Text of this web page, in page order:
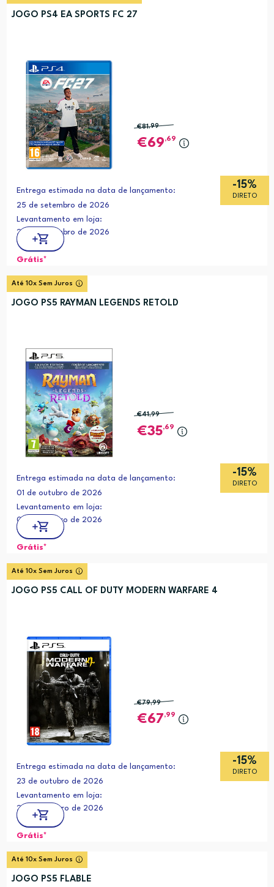
JOGO PS4 EA SPORTS FC 27
-15%
DIRETO
€81,99
69,69
Entrega estimada na data de lançamento:
25 de setembro de 2026
Levantamento em loja:
25 de setembro de 2026
Grátis*
Até 10x Sem Juros
JOGO PS5 RAYMAN LEGENDS RETOLD
-15%
DIRETO
€41,99
35,69
Entrega estimada na data de lançamento:
01 de outubro de 2026
Levantamento em loja:
01 de outubro de 2026
Grátis*
Até 10x Sem Juros
JOGO PS5 CALL OF DUTY MODERN WARFARE 4
-15%
DIRETO
€79,99
67,99
Entrega estimada na data de lançamento:
23 de outubro de 2026
Levantamento em loja:
23 de outubro de 2026
Grátis*
Até 10x Sem Juros
JOGO PS5 FLABLE